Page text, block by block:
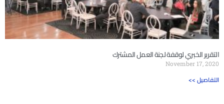
التقرير الخبري لوقفة لجنة العمل المشترك
November 17, 2020
<< التفاصيل